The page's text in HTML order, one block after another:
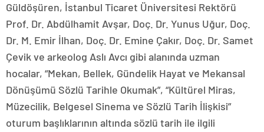
Güldöşüren, İstanbul Ticaret Üniversitesi Rektörü
Prof. Dr. Abdülhamit Avşar, Doç. Dr. Yunus Uğur, Doç.
Dr. M. Emir İlhan, Doç. Dr. Emine Çakır, Doç. Dr. Samet
Çevik ve arkeolog Aslı Avcı gibi alanında uzman
hocalar, “Mekan, Bellek, Gündelik Hayat ve Mekansal
Dönüşümü Sözlü Tarihle Okumak”, “Kültürel Miras,
Müzecilik, Belgesel Sinema ve Sözlü Tarih İlişkisi”
oturum başlıklarının altında sözlü tarih ile ilgili